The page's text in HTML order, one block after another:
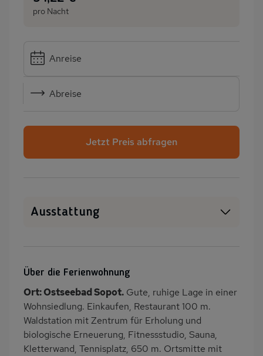
pro Nacht
Anreise
Abreise
Jetzt Preis abfragen
Ausstattung
Eingezäuntes
Grundstück
Küche
Herd (2 Platten)
Kühlschrank
Ruhige Lage
Babybett
Kinderhochstuhl
Über die Ferienwohnung
Ort: Ostseebad Sopot. Gute, ruhige Lage in einer
Wohnsiedlung. Einkaufen, Restaurant 100 m.
Waldstation mit Zentrum für Erholung und
biologische Erneuerung, Fitnessstudio, Sauna,
Kletterwand, Tennisplatz, 650 m. Ortsmitte mit